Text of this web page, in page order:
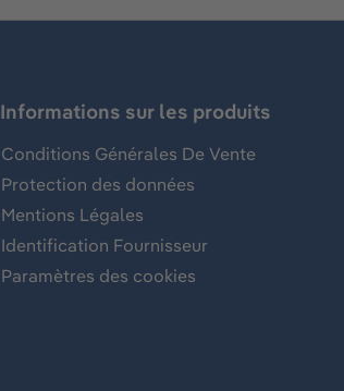
Informations sur les produits
Conditions Générales De Vente
Protection des données
Mentions Légales
Identification Fournisseur
Paramètres des cookies